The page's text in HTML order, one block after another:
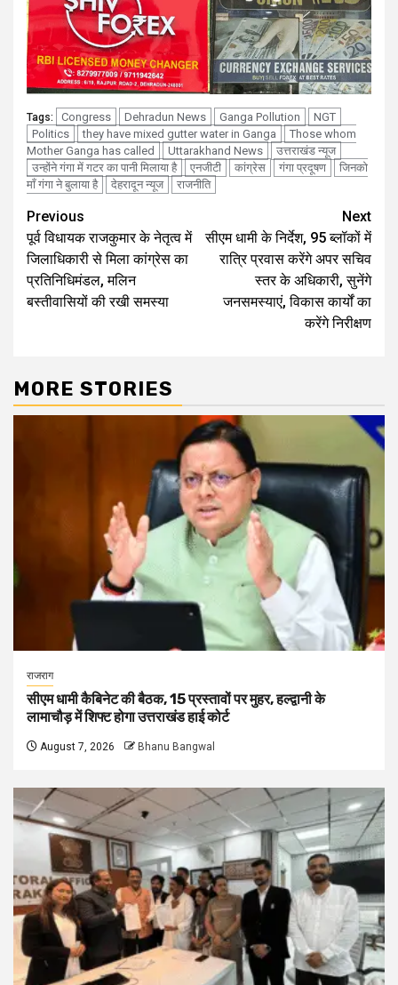
Tags: Congress Dehradun News Ganga Pollution
NGT
Politics
they have mixed gutter water in Ganga
Those whom
Mother Ganga has called
Uttarakhand News
उत्तराखंड न्यूज
उन्होंने गंगा में गटर का पानी मिलाया है
एनजीटी कांग्रेस गंगा प्रदूषण
जिनको
माँ गंगा ने बुलाया है
देहरादून न्यूज राजनीति
Continue
Reading
Previous
पूर्व विधायक राजकुमार के नेतृत्व में
जिलाधिकारी से मिला कांग्रेस का
प्रतिनिधिमंडल, मलिन
बस्तीवासियों की रखी समस्या
Next
सीएम धामी के निर्देश, 95 ब्लॉकों में
रात्रि प्रवास करेंगे अपर सचिव
स्तर के अधिकारी, सुनेंगे
जनसमस्याएं, विकास कार्यों का
करेंगे निरीक्षण
MORE STORIES
राजराग
सीएम धामी कैबिनेट की बैठक, 15 प्रस्तावों पर मुहर, हल्द्वानी के
लामाचौड़ में शिफ्ट होगा उत्तराखंड हाई कोर्ट
August 7, 2026 Bhanu Bangwal